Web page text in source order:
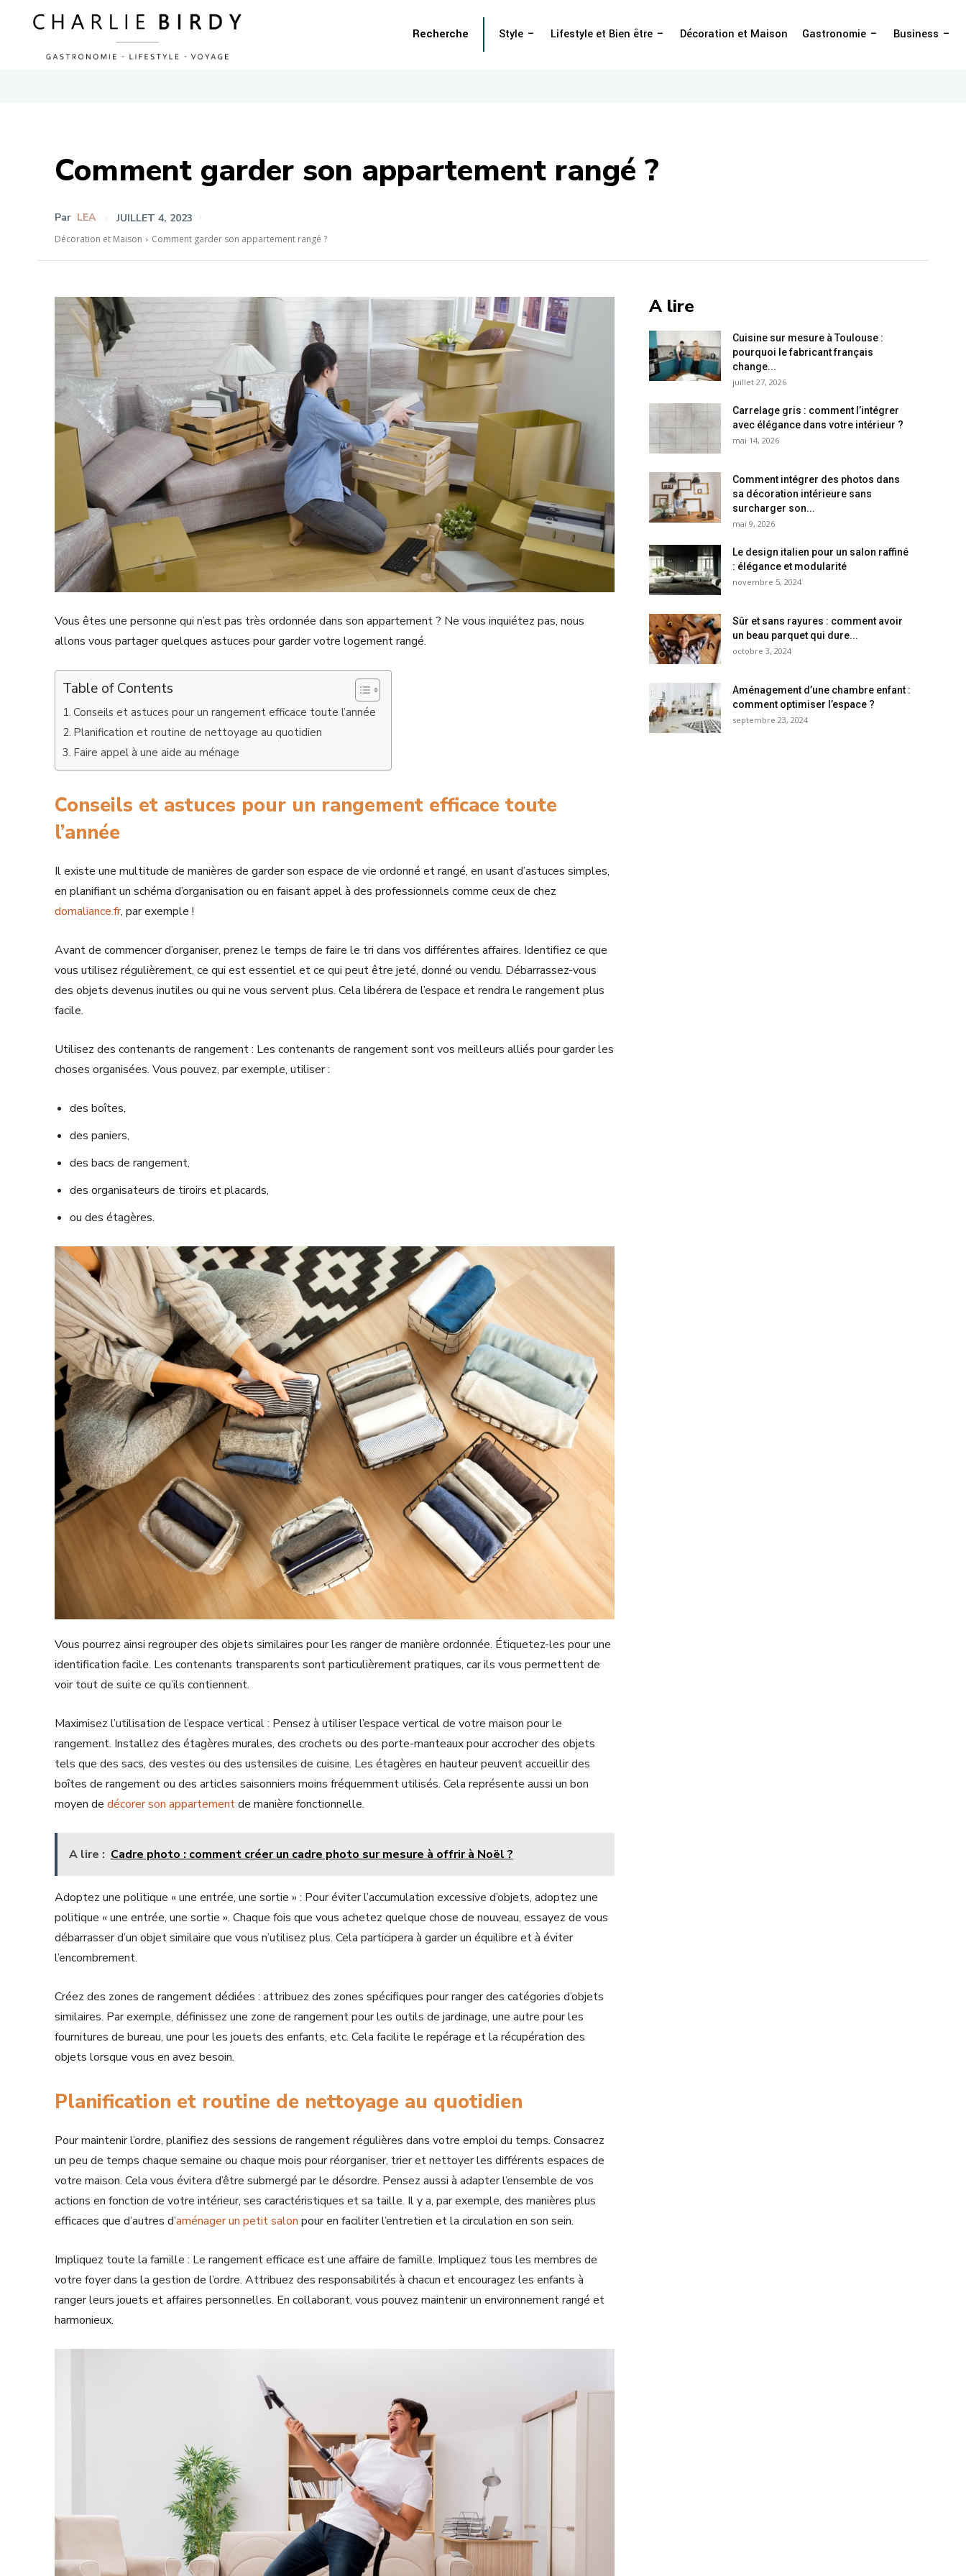
Style Lifestyle et Bien être Décoration et Maison Gastronomie Business
Recherche
Comment garder son appartement rangé ?
Par LEA JUILLET 4, 2023
Décoration et Maison Comment garder son appartement rangé ?
Vous êtes une personne qui n’est pas très ordonnée dans son appartement ? Ne vous inquiétez pas, nous
allons vous partager quelques astuces pour garder votre logement rangé.
Table of Contents
Conseils et astuces pour un rangement efficace toute l’année
Planification et routine de nettoyage au quotidien
Faire appel à une aide au ménage
Conseils et astuces pour un rangement efficace toute
l’année
Il existe une multitude de manières de garder son espace de vie ordonné et rangé, en usant d’astuces simples,
en planifiant un schéma d’organisation ou en faisant appel à des professionnels comme ceux de chez
domaliance.fr, par exemple !
Avant de commencer d’organiser, prenez le temps de faire le tri dans vos différentes affaires. Identifiez ce que
vous utilisez régulièrement, ce qui est essentiel et ce qui peut être jeté, donné ou vendu. Débarrassez-vous
des objets devenus inutiles ou qui ne vous servent plus. Cela libérera de l’espace et rendra le rangement plus
facile.
Utilisez des contenants de rangement : Les contenants de rangement sont vos meilleurs alliés pour garder les
choses organisées. Vous pouvez, par exemple, utiliser :
des boîtes,
des paniers,
des bacs de rangement,
des organisateurs de tiroirs et placards,
ou des étagères.
Vous pourrez ainsi regrouper des objets similaires pour les ranger de manière ordonnée. Étiquetez-les pour une
identification facile. Les contenants transparents sont particulièrement pratiques, car ils vous permettent de
voir tout de suite ce qu’ils contiennent.
Maximisez l’utilisation de l’espace vertical : Pensez à utiliser l’espace vertical de votre maison pour le
rangement. Installez des étagères murales, des crochets ou des porte-manteaux pour accrocher des objets
tels que des sacs, des vestes ou des ustensiles de cuisine. Les étagères en hauteur peuvent accueillir des
boîtes de rangement ou des articles saisonniers moins fréquemment utilisés. Cela représente aussi un bon
moyen de décorer son appartementde manière fonctionnelle.
A lire : Cadre photo : comment créer un cadre photo sur mesure à offrir à Noël ?
Adoptez une politique « une entrée, une sortie » : Pour éviter l’accumulation excessive d’objets, adoptez une
politique « une entrée, une sortie ». Chaque fois que vous achetez quelque chose de nouveau, essayez de vous
débarrasser d’un objet similaire que vous n’utilisez plus. Cela participera à garder un équilibre et à éviter
l’encombrement.
Créez des zones de rangement dédiées : attribuez des zones spécifiques pour ranger des catégories d’objets
similaires. Par exemple, définissez une zone de rangement pour les outils de jardinage, une autre pour les
fournitures de bureau, une pour les jouets des enfants, etc. Cela facilite le repérage et la récupération des
objets lorsque vous en avez besoin.
Planification et routine de nettoyage au quotidien
Pour maintenir l’ordre, planifiez des sessions de rangement régulières dans votre emploi du temps. Consacrez
un peu de temps chaque semaine ou chaque mois pour réorganiser, trier et nettoyer les différents espaces de
votre maison. Cela vous évitera d’être submergé par le désordre. Pensez aussi à adapter l’ensemble de vos
actions en fonction de votre intérieur, ses caractéristiques et sa taille. Il y a, par exemple, des manières plus
efficaces que d’autres d’aménager un petit salon pour en faciliter l’entretien et la circulation en son sein.
Impliquez toute la famille : Le rangement efficace est une affaire de famille. Impliquez tous les membres de
votre foyer dans la gestion de l’ordre. Attribuez des responsabilités à chacun et encouragez les enfants à
ranger leurs jouets et affaires personnelles. En collaborant, vous pouvez maintenir un environnement rangé et
harmonieux.
A lire
Cuisine sur mesure à Toulouse :
pourquoi le fabricant français
change...
juillet 27, 2026
Carrelage gris : comment l’intégrer
avec élégance dans votre intérieur ?
mai 14, 2026
Comment intégrer des photos dans
sa décoration intérieure sans
surcharger son...
mai 9, 2026
Le design italien pour un salon raffiné
: élégance et modularité
novembre 5, 2024
Sûr et sans rayures : comment avoir
un beau parquet qui dure...
octobre 3, 2024
Aménagement d’une chambre enfant :
comment optimiser l’espace ?
septembre 23, 2024